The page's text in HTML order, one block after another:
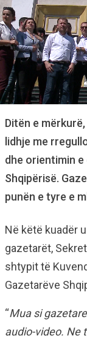
Ditën e
lidhje me
dhe orientimin
Shqipërisë.
punën e tyre e
Në këtë kuadër
gazetarët,
shtypit të
Gazetarëve
“Mua si
audio-video. Ne